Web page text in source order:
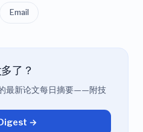
Email
了？
最新论文每日摘要——附技
→